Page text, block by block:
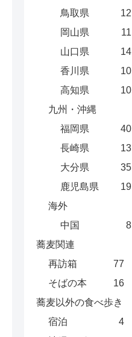
鳥取県
12
岡山県
11
山口県
14
香川県
10
高知県
10
九州・沖縄
福岡県
40
長崎県
13
大分県
35
鹿児島県
19
海外
中国
8
蕎麦関連
再訪箱
77
そばの本
16
蕎麦以外の食べ歩き
宿泊
4